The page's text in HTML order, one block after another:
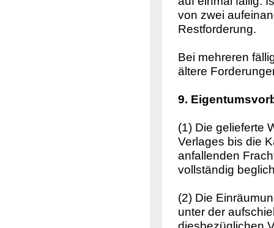
von zwei
Restforderung.
Bei mehreren
ältere
9.
(1) Die gelieferte
Verlages bis die
anfallenden
vollständig
(2) Die
unter der